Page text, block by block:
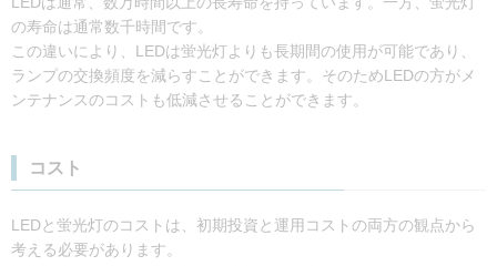
の寿命は通常数千時間です。
この違いにより、LEDは蛍光灯よりも長期間の使用が可能であり、
ランプの交換頻度を減らすことができます。そのためLEDの方がメ
ンテナンスのコストも低減させることができます。
コスト
LEDと蛍光灯のコストは、初期投資と運用コストの両方の観点から
考える必要があります。